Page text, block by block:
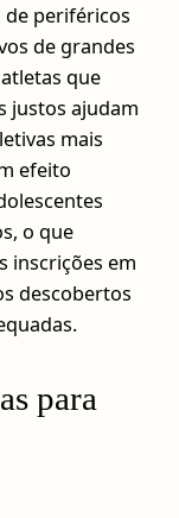
periféricos
de grandes
que
justos ajudam
mais
efeito
o que
inscrições em
descobertos
para